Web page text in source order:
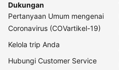
Dukungan
Pertanyaan Umum mengenai
Coronavirus (COVartikel-19)
Kelola trip Anda
Hubungi Customer Service